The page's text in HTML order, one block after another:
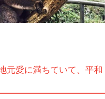
元愛に満ちていて、平和